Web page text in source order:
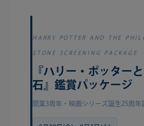
HARRY POTTER AND THE
STONE SCREENING PACKAGE
『ハリー・ポッター
石』鑑賞パッケージ
開業3周年・映画シリーズ誕生25周年